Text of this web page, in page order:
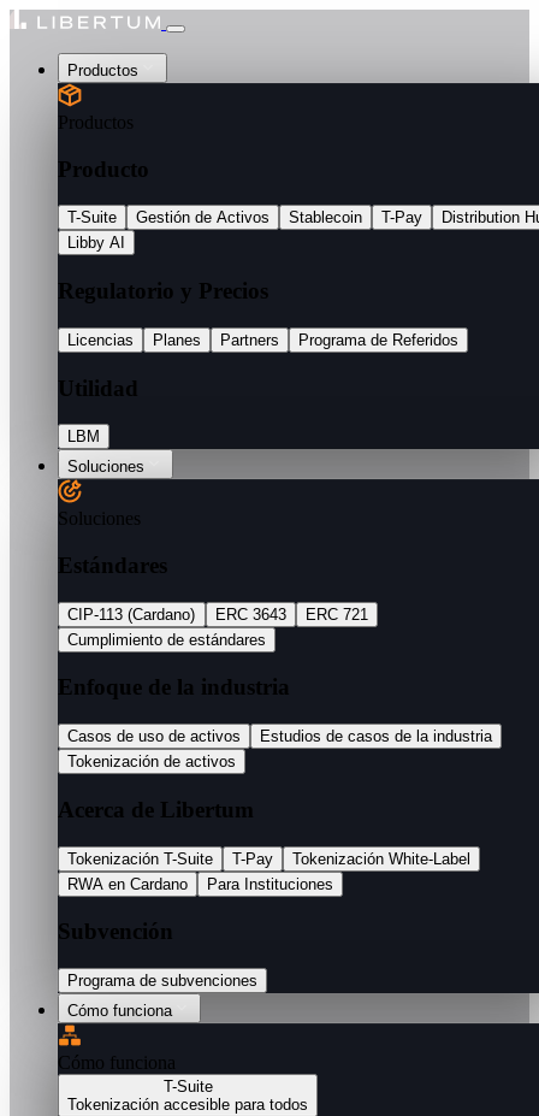
Productos
Productos
Producto
T-Suite Gestión de Activos Stablecoin T-Pay
Distribution
Libby AI
Regulatorio y Precios
Licencias Planes Partners Programa de Referidos
Utilidad
LBM
Soluciones
Soluciones
Estándares
CIP-113 (Cardano) ERC 3643
ERC 721
Cumplimiento de estándares
Enfoque de la industria
Casos de uso de activos
Estudios de casos de la industria
Tokenización de activos
Acerca de Libertum
Tokenización T-Suite T-Pay
Tokenización White-Label
RWA en Cardano
Para Instituciones
Subvención
Programa de subvenciones
Cómo funciona
Cómo funciona
T-Suite
Tokenización accesible para todos